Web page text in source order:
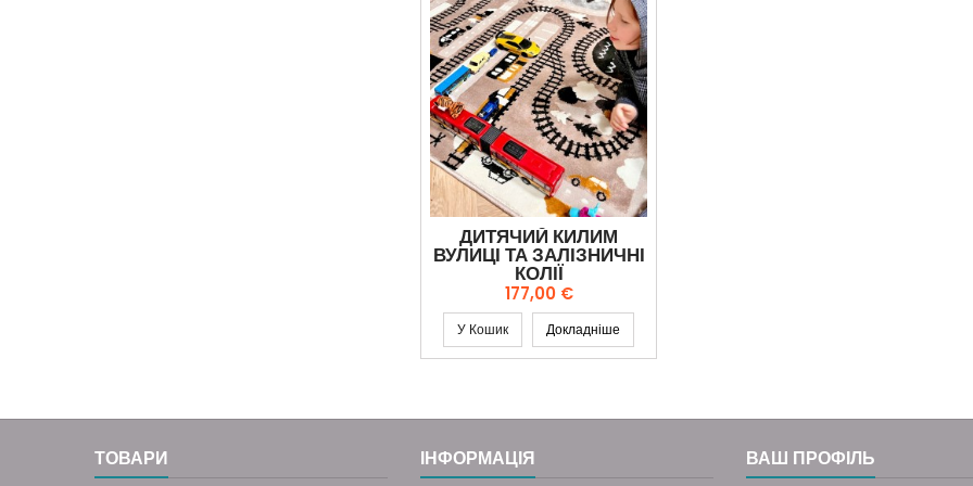
ДИТЯЧИЙ КИЛИМ
ВУЛИЦІ ТА ЗАЛІЗНИЧНІ
КОЛІЇ
Ціна
177,00 €
У Кошик Докладніше
ТОВАРИ ІНФОРМАЦІЯ ВАШ ПРОФІЛЬ